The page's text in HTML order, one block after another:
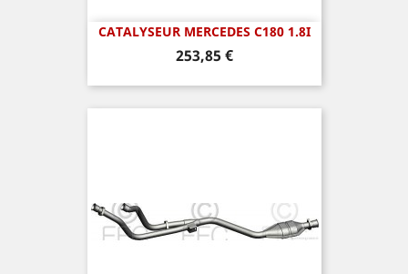
CATALYSEUR MERCEDES C180 1.8I
Prix
253,85 €